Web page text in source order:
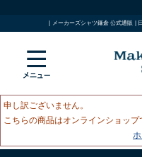
| メーカーズシャツ鎌倉 公式通販 |
申し訳ございません。
こちらの商品はオンラインショップ